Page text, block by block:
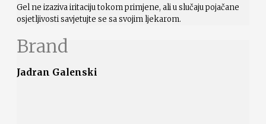
Gel ne izaziva iritaciju tokom primjene, ali u slučaju pojačane
osjetljivosti savjetujte se sa svojim ljekarom.
Brand
Jadran Galenski